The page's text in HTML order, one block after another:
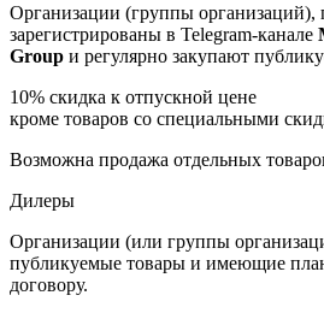
Организации (группы организаций),
зарегистрированы в Telegram-канале
Group и регулярно закупают
10% скидка к отпускной цене
кроме товаров со специальными
Возможна продажа отдельных
Дилеры
Организации (или группы
публикуемые товары и имеющие
договору.